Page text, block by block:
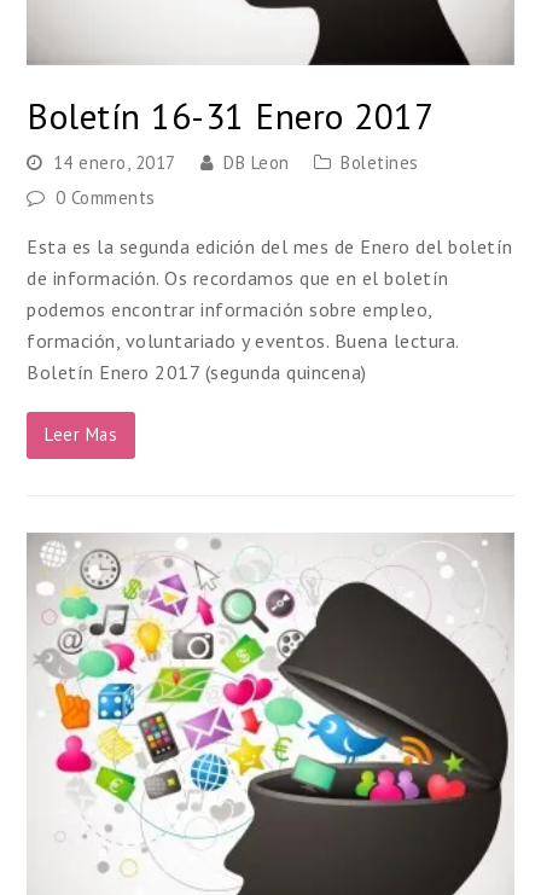
Boletín 16-31 Enero 2017
14 enero, 2017 DB Leon
Boletines
0 Comments
Esta es la segunda edición del mes de Enero del boletín
de información. Os recordamos que en el boletín
podemos encontrar información sobre empleo,
formación, voluntariado y eventos. Buena lectura.
Boletín Enero 2017 (segunda quincena)
Leer Mas